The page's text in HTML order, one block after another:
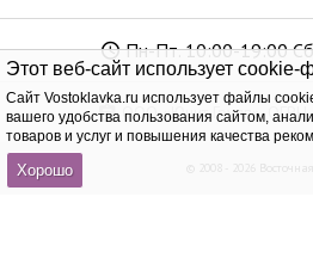
Этот веб-сайт использует cookie-
Cайт Vostoklavka.ru использует файлы
вашего удобства пользования сайтом,
товаров и услуг и повышения качества
Хорошо
Пн-Пт. 10:00-19:00
ООО «Юнит Групп»,